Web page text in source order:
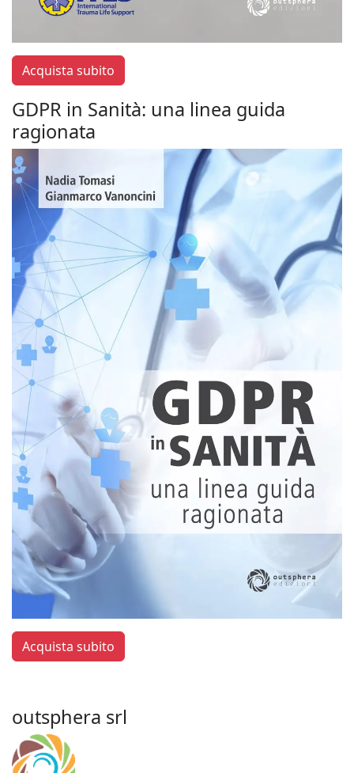
Acquista subito
GDPR in Sanità: una linea guida
ragionata
Acquista subito
outsphera srl